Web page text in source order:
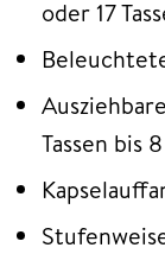
oder 17
Tassen bis